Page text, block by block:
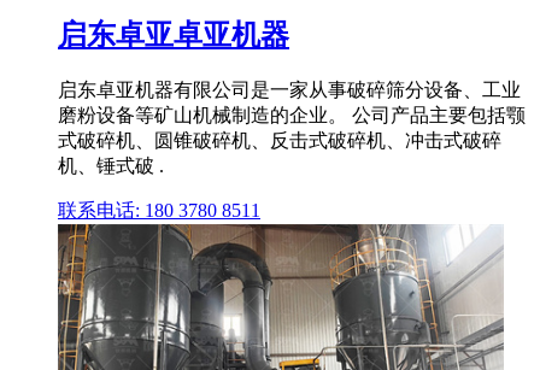
启东卓亚卓亚机器
启东卓亚机器有限公司是一家从事破碎筛分设备、工业
磨粉设备等矿山机械制造的企业。 公司产品主要包括颚
式破碎机、圆锥破碎机、反击式破碎机、冲击式破碎
机、锤式破 .
联系电话: 180 3780 8511